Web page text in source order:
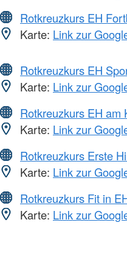
Rotkreuzkurs EH
Karte: Link zur
Rotkreuzkurs EH
Karte: Link zur
Rotkreuzkurs EH am
Karte: Link zur
Rotkreuzkurs Erste
Karte: Link zur
Rotkreuzkurs Fit in
Karte: Link zur